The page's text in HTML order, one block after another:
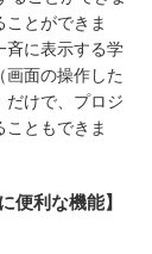
とができま
斉に表示する学
面の操作した
だけで、プロジ
ともできま
便利な機能】